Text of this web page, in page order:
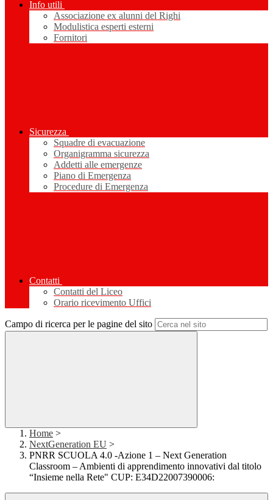
Info utili
Associazione ex alunni del Righi
Modulistica esperti esterni
Fornitori
Sicurezza
Squadre di evacuazione
Organigramma sicurezza
Addetti alle emergenze
Piano di Emergenza
Procedure di Emergenza
Contatti
Contatti del Liceo
Orario ricevimento Uffici
Campo di ricerca per le pagine del sito
Home >
NextGeneration EU >
PNRR SCUOLA 4.0 -Azione 1 – Next Generation
Classroom – Ambienti di apprendimento innovativi dal titolo
“Insieme nella Rete" CUP: E34D22007390006: